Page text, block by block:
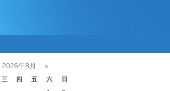
2026年8月 »
三 四 五 六 日